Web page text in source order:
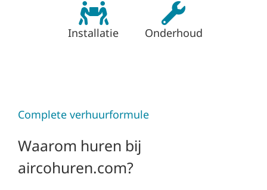
Installatie Onderhoud
Complete verhuurformule
Waarom huren bij
aircohuren.com?